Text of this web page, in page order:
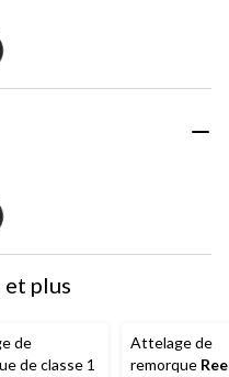
plus
de
de classe 1
Attelage de
remorque